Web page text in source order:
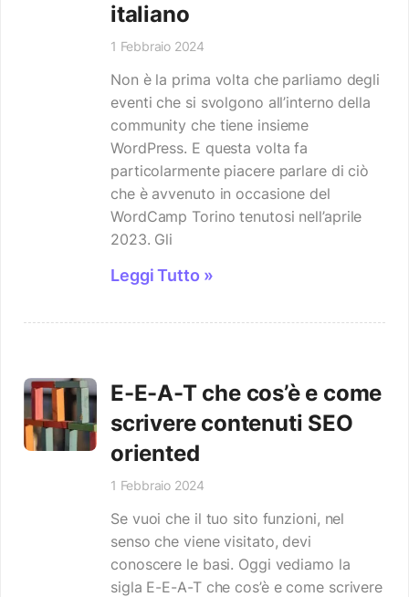
italiano
1 Febbraio 2024
Non è la prima volta che parliamo degli
eventi che si svolgono all’interno della
community che tiene insieme
WordPress. E questa volta fa
particolarmente piacere parlare di ciò
che è avvenuto in occasione del
WordCamp Torino tenutosi nell’aprile
2023. Gli
Leggi Tutto »
E-E-A-T che cos’è e come
scrivere contenuti SEO
oriented
1 Febbraio 2024
Se vuoi che il tuo sito funzioni, nel
senso che viene visitato, devi
conoscere le basi. Oggi vediamo la
sigla E-E-A-T che cos’è e come scrivere